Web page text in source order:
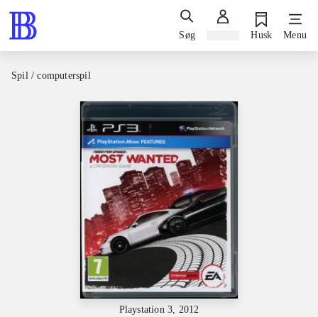
Søg Husk Menu
Spil / computerspil
Playstation 3, 2012